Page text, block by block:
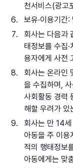
천서비스(광고
보유·이용기간:
회사는 다음과
태정보를 수집
용자에게 사전
회사는 온라인
을 수집하며,
사회활동 경력
해할 우려가 있
회사는 만 14
아동을 주 이용
적의 행태정보
아동에게는 맞